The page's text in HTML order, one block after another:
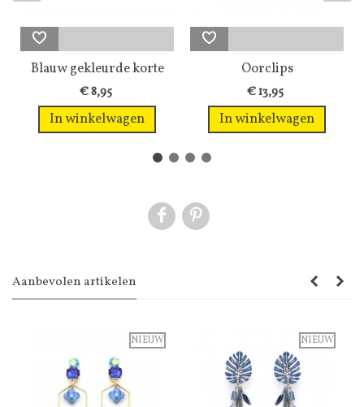
Blauw gekleurde korte
halsketting
€ 8,95
In winkelwagen
Oorclips
zilverkleurig...
€ 13,95
In winkelwagen
Aanbevolen artikelen
NIEUW NIEUW